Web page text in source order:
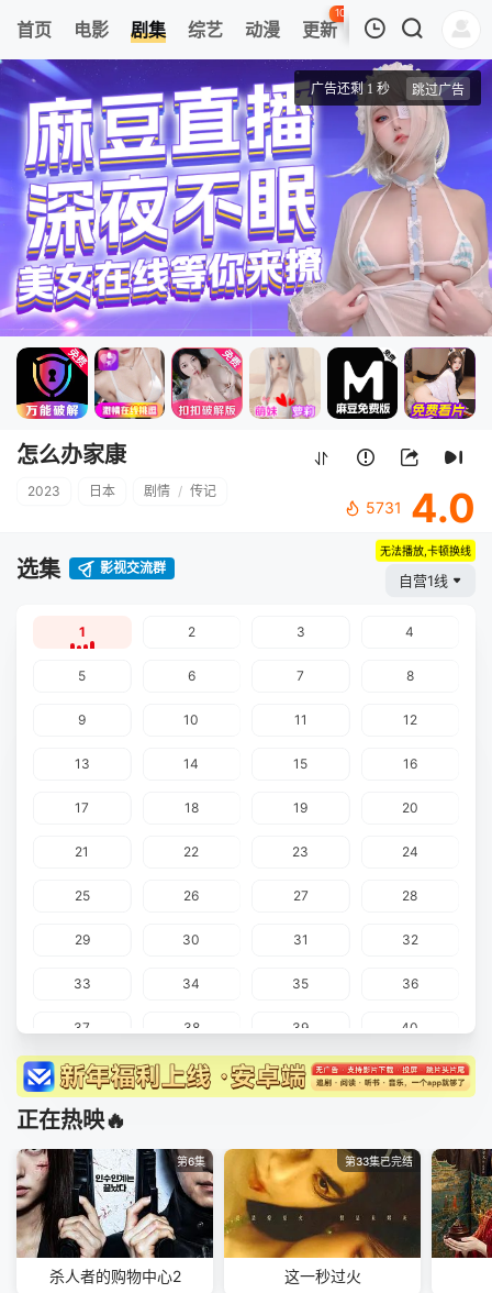
首页 电影 剧集 综艺 动漫 更新
104
热榜 APP
我的观影记录
1
怎么办家康
清空
怎么办家康
2023 日本 剧情 / 传记
5731 4.0
选集 影视交流群
无法播放,卡顿换线
自营1线
1 2 3 4
5 6 7 8
9 10 11 12
13 14 15 16
17 18 19 20
21 22 23 24
25 26 27 28
29 30 31 32
33 34 35 36
37 38 39 40
41 42 43 44
45
正在热映🔥
第6集
杀人者的购物中心2
第33集已完结
这一秒过火